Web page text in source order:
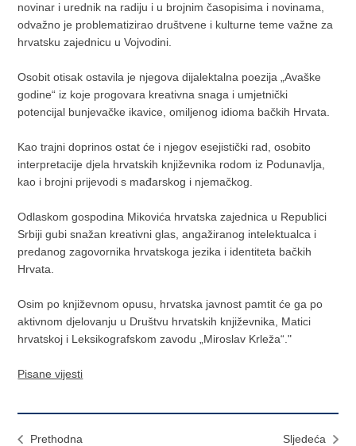
novinar i urednik na radiju i u brojnim časopisima i novinama,
odvažno je problematizirao društvene i kulturne teme važne za
hrvatsku zajednicu u Vojvodini.
Osobit otisak ostavila je njegova dijalektalna poezija „Avaške
godine“ iz koje progovara kreativna snaga i umjetnički
potencijal bunjevačke ikavice, omiljenog idioma bačkih Hrvata.
Kao trajni doprinos ostat će i njegov esejistički rad, osobito
interpretacije djela hrvatskih književnika rodom iz Podunavlja,
kao i brojni prijevodi s mađarskog i njemačkog.
Odlaskom gospodina Mikovića hrvatska zajednica u Republici
Srbiji gubi snažan kreativni glas, angažiranog intelektualca i
predanog zagovornika hrvatskoga jezika i identiteta bačkih
Hrvata.
Osim po književnom opusu, hrvatska javnost pamtit će ga po
aktivnom djelovanju u Društvu hrvatskih književnika, Matici
hrvatskoj i Leksikografskom zavodu „Miroslav Krleža“."
Pisane vijesti
Prethodna
Sljedeća